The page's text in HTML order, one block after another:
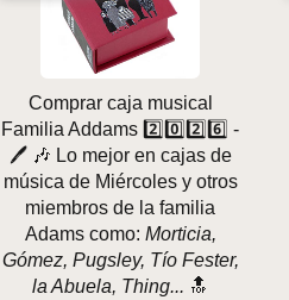
Comprar caja musical
Familia Addams 2️⃣0️⃣2️⃣6️⃣ -
🖊️ 🎶 Lo mejor en cajas de
música de Miércoles y otros
miembros de la familia
Adams como: Morticia,
Gómez, Pugsley, Tío Fester,
la Abuela, Thing... 🔝